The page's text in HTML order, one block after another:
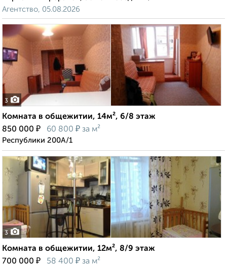
Агентство, 05.08.2026
3
Комната в общежитии, 14м², 6/8 этаж
850 000 ₽ 60 800 ₽ за м²
Республики 200А/1
3
Комната в общежитии, 12м², 8/9 этаж
700 000 ₽ 58 400 ₽ за м²